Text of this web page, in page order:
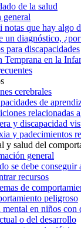
de la salud
notas que hay algo
un diagnóstico,
para discapacidades
Temprana en la
cerebrales
de
relacionadas
y discapacidad
y padecimientos
y salud del
general
se debe conseguir
recursos
de
peligroso
mental en niños con
o del desarrollo